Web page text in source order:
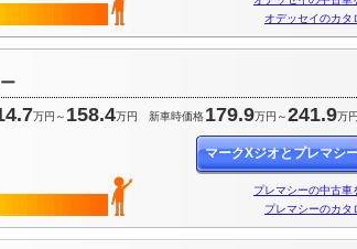
オデッセイのカタ
万円～ 158.4万円 新車時価格179.9万円～241.9万円
マークXジオとプレマシ
プレマシーの中古車
プレマシーのカタ